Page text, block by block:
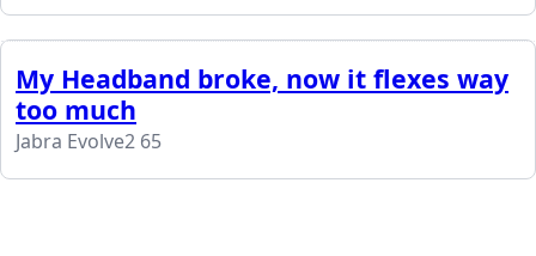
My Headband broke, now it flexes way
too much
Jabra Evolve2 65